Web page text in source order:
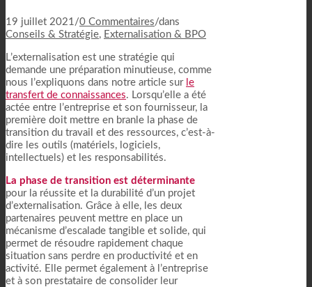
19 juillet 2021/0 Commentaires/dans
Conseils & Stratégie, Externalisation & BPO
L’externalisation est une stratégie qui
demande une préparation minutieuse, comme
nous l’expliquons dans notre article sur le
transfert de connaissances. Lorsqu’elle a été
actée entre l’entreprise et son fournisseur, la
première doit mettre en branle la phase de
transition du travail et des ressources, c’est-à-
dire les outils (matériels, logiciels,
intellectuels) et les responsabilités.
La phase de transition est déterminante
pour la réussite et la durabilité d’un projet
d’externalisation. Grâce à elle, les deux
partenaires peuvent mettre en place un
mécanisme d’escalade tangible et solide, qui
permet de résoudre rapidement chaque
situation sans perdre en productivité et en
activité. Elle permet également à l’entreprise
et à son prestataire de consolider leur